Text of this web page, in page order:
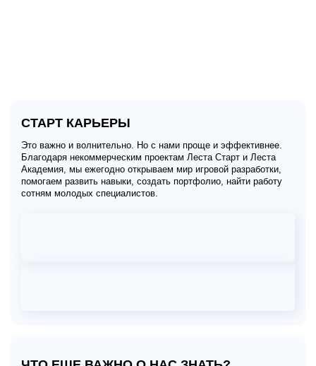
СТАРТ КАРЬЕРЫ
Это важно и волнительно. Но с нами проще и эффективнее.
Благодаря некоммерческим проектам Леста Старт и Леста
Академия, мы ежегодно открываем мир игровой разработки,
помогаем развить навыки, создать портфолио, найти работу
сотням молодых специалистов.